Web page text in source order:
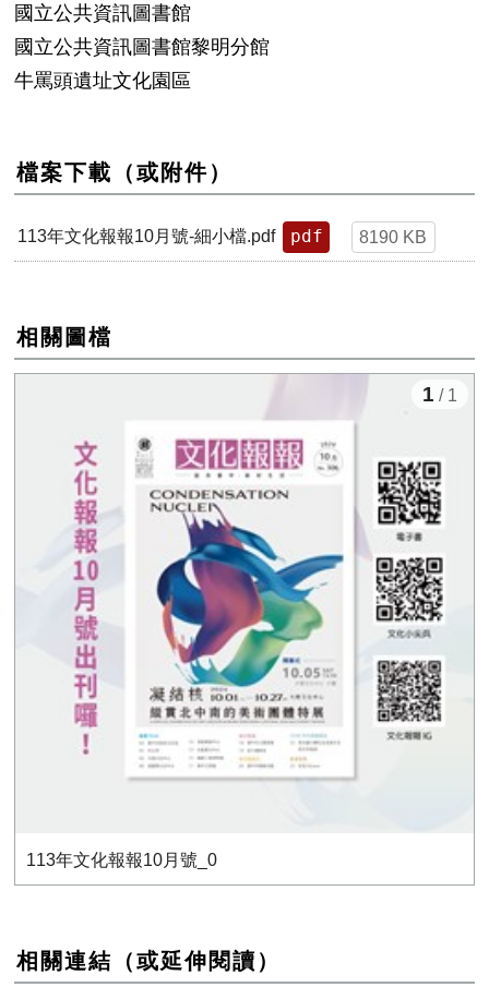
國立公共資訊圖書館
國立公共資訊圖書館黎明分館
牛罵頭遺址文化園區
檔案下載（或附件）
113年文化報報10月號-細小檔.pdf pdf 8190 KB
相關圖檔
113年文化報報10月號_0
1 / 1
相關連結（或延伸閱讀）